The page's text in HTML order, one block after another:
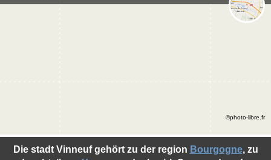
Die stadt Vinneuf gehört zu der region Bourgogne, zu
©photo-libre.fr